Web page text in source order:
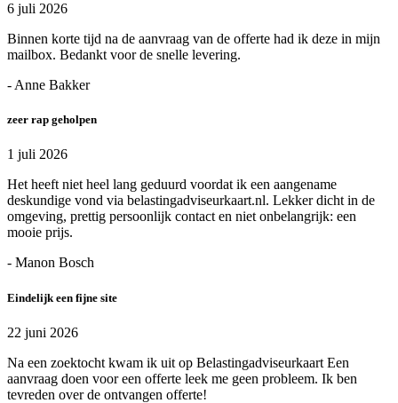
6 juli 2026
Binnen korte tijd na de aanvraag van de offerte had ik deze in mijn
mailbox. Bedankt voor de snelle levering.
- Anne Bakker
zeer rap geholpen
1 juli 2026
Het heeft niet heel lang geduurd voordat ik een aangename
deskundige vond via belastingadviseurkaart.nl. Lekker dicht in de
omgeving, prettig persoonlijk contact en niet onbelangrijk: een
mooie prijs.
- Manon Bosch
Eindelijk een fijne site
22 juni 2026
Na een zoektocht kwam ik uit op Belastingadviseurkaart Een
aanvraag doen voor een offerte leek me geen probleem. Ik ben
tevreden over de ontvangen offerte!